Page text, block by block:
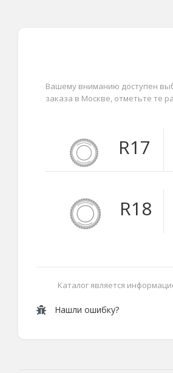
Вашему вниманию доступен
заказа в Москве, отметьте те
R17
R18
Каталог является
Нашли ошибку?